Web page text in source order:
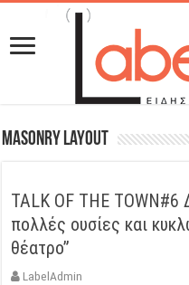
Masonry Layout
TALK OF THE
πολλές ουσίες και
θέατρο”
LabelAdmin